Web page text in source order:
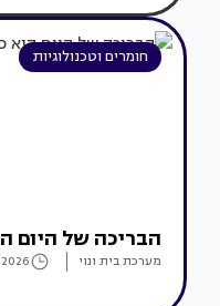
חומרים וטכנולוגיות
הבריכה של היום
מערכת בית ונוי